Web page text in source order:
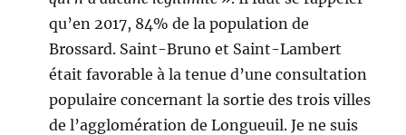
qu’en 2017, 84% de la population de
Brossard. Saint-Bruno et Saint-Lambert
était favorable à la tenue d’une consultation
populaire concernant la sortie des trois villes
de l’agglomération de Longueuil. Je ne suis